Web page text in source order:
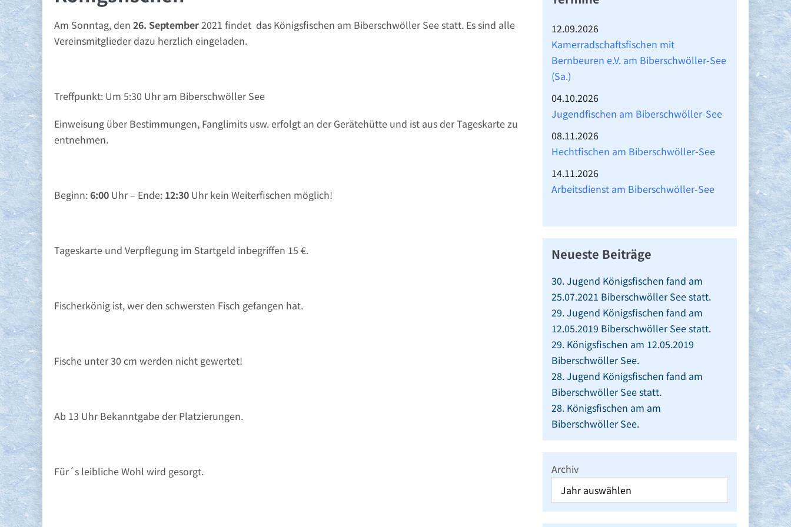
Am Sonntag, den 26. September2021 findet das Königsfischen am Biberschwöller See statt. Es sind alle
Vereinsmitglieder dazu herzlich eingeladen.
Treffpunkt: Um 5:30 Uhr am Biberschwöller See
Einweisung über Bestimmungen, Fanglimits usw. erfolgt an der Gerätehütte und ist aus der Tageskarte zu
entnehmen.
Beginn:6:00 Uhr – Ende: 12:30 Uhr kein Weiterfischen möglich!
Tageskarte und Verpflegung im Startgeld inbegriffen 15 €.
Fischerkönig ist, wer den schwersten Fisch gefangen hat.
Fische unter 30 cm werden nicht gewertet!
Ab 13 Uhr Bekanntgabe der Platzierungen.
Für´s leibliche Wohl wird gesorgt.
12.09.2026
Kamerradschaftsfischen mit
Bernbeuren e.V. am Biberschwöller-See
(Sa.)
04.10.2026
Jugendfischen am Biberschwöller-See
08.11.2026
Hechtfischen am Biberschwöller-See
14.11.2026
Arbeitsdienst am Biberschwöller-See
Neueste Beiträge
30. Jugend Königsfischen fand am
25.07.2021 Biberschwöller See statt.
29. Jugend Königsfischen fand am
12.05.2019 Biberschwöller See statt.
29. Königsfischen am 12.05.2019
Biberschwöller See.
28. Jugend Königsfischen fand am
Biberschwöller See statt.
28. Königsfischen am am
Biberschwöller See.
Archiv